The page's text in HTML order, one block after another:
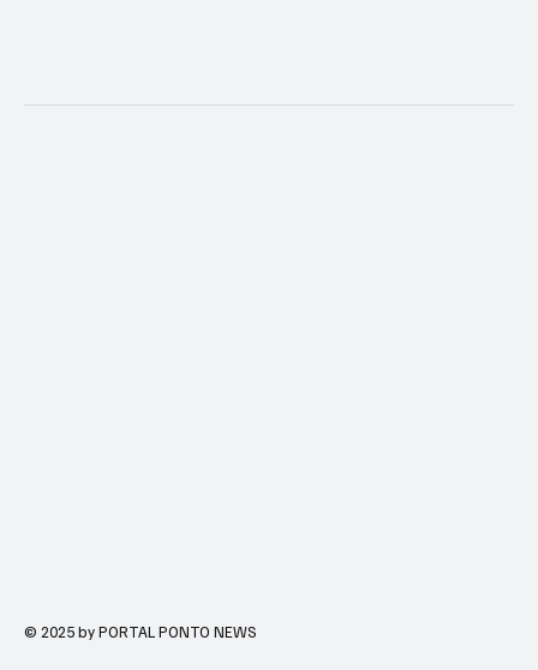
© 2025 by PORTAL PONTO NEWS